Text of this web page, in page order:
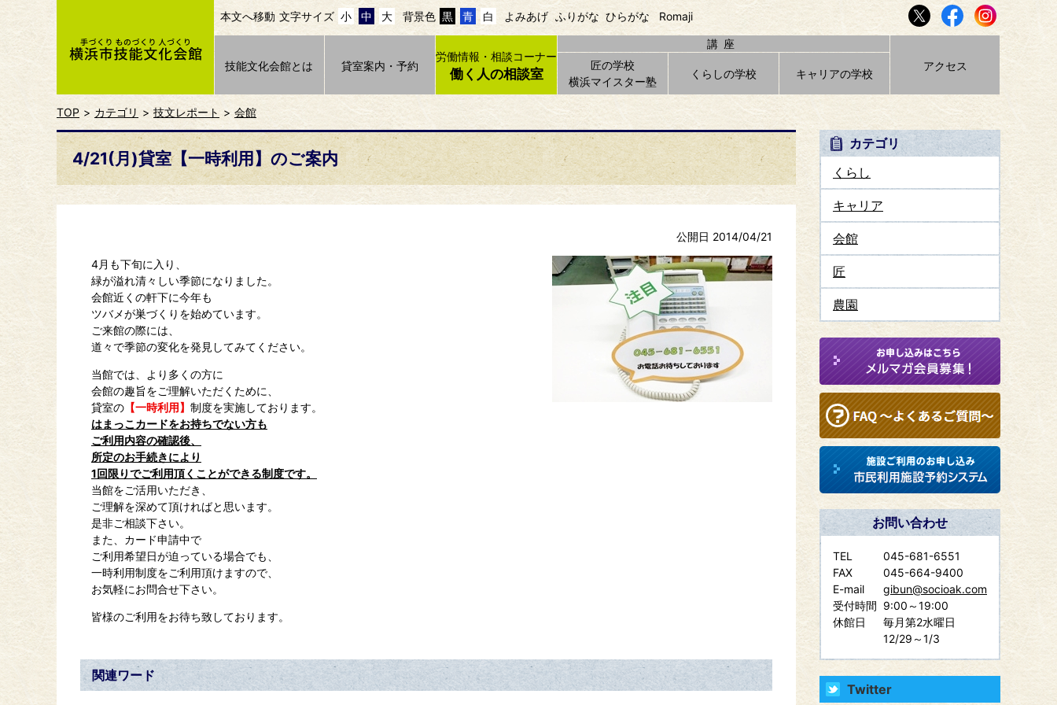
本文へ移動 文字サイズ 小 中 大 背景色 黒 青 白 よみあげ ふりがな ひらがな Romaji
技能文化会館とは 貸室案内・予約
労働情報・相談コーナー
働く人の相談室
講座
匠の学校
横浜マイスター塾
くらしの学校 キャリアの学校
アクセス
TOP カテゴリ 技文レポート 会館
4/21(月)貸室【一時利用】のご案内
公開日 2014/04/21
4月も下旬に入り、
緑が溢れ清々しい季節になりました。
会館近くの軒下に今年も
ツバメが巣づくりを始めています。
ご来館の際には、
道々で季節の変化を発見してみてください。
当館では、より多くの方に
会館の趣旨をご理解いただくために、
貸室の 【一時利用】 制度を実施しております。
はまっこカードをお持ちでない方も
ご利用内容の確認後、
所定のお手続きにより
1回限りでご利用頂くことができる制度です。
当館をご活用いただき、
ご理解を深めて頂ければと思います。
是非ご相談下さい。
また、カード申請中で
ご利用希望日が迫っている場合でも、
一時利用制度をご利用頂けますので、
お気軽にお問合せ下さい。
皆様のご利用をお待ち致しております。
関連ワード
カテゴリ
くらし
キャリア
会館
匠
農園
お問い合わせ
TEL
045-681-6551
FAX
045-664-9400
E-mail
gibun@socioak.com
受付時間 9:00～19:00
休館日
毎月第2水曜日
12/29～1/3
Twitter